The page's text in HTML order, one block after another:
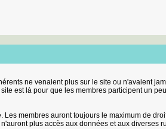
ne venaient plus sur le site ou n'avaient
est là pour que les membres participent un
membres auront toujours le maximum de
plus accès aux données et aux diverses